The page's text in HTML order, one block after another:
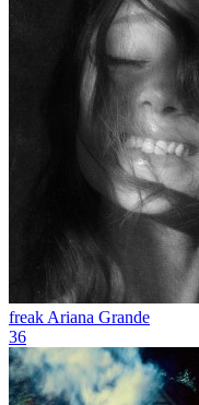
freak Ariana Grande
36